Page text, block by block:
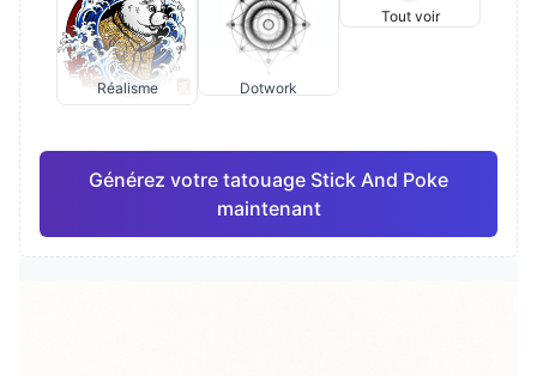
Réalisme Dotwork
Tout voir
Générez votre tatouage Stick And Poke
maintenant